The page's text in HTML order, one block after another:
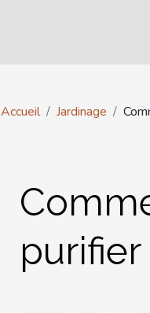
Accueil Jardinage
purifier